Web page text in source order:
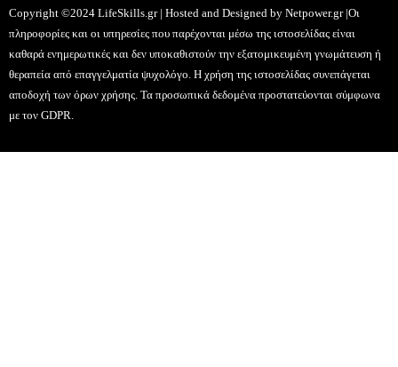
Copyright ©2024 LifeSkills.gr | Hosted and Designed by Netpower.gr |Οι
πληροφορίες και οι υπηρεσίες που παρέχονται μέσω της ιστοσελίδας είναι
καθαρά ενημερωτικές και δεν υποκαθιστούν την εξατομικευμένη γνωμάτευση ή
θεραπεία από επαγγελματία ψυχολόγο. Η χρήση της ιστοσελίδας συνεπάγεται
αποδοχή των όρων χρήσης. Τα προσωπικά δεδομένα προστατεύονται σύμφωνα
με τον GDPR.